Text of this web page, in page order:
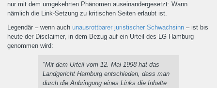
nur mit dem umgekehrten Phänomen auseinandergesetzt: Wann
nämlich die Link-Setzung zu kritischen Seiten erlaubt ist.
Legendär – wenn auch unausrottbarer juristischer Schwachsinn – ist bis
heute der Disclaimer, in dem Bezug auf ein Urteil des LG Hamburg
genommen wird:
"Mit dem Urteil vom 12. Mai 1998 hat das
Landgericht Hamburg entschieden, dass man
durch die Anbringung eines Links die Inhalte